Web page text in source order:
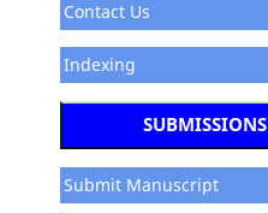
Contact Us
Indexing
SUBMISSIONS
Submit Manuscript